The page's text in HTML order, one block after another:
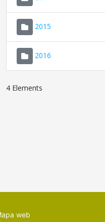
2015
2016
4 Elements
web